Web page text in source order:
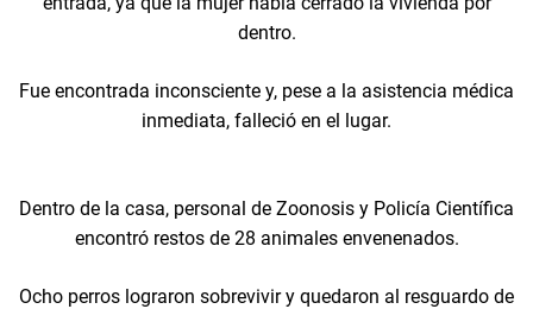
dentro.
Fue encontrada inconsciente y, pese a la asistencia médica
inmediata, falleció en el lugar.
Dentro de la casa, personal de Zoonosis y Policía Científica
encontró restos de 28 animales envenenados.
Ocho perros lograron sobrevivir y quedaron al resguardo de